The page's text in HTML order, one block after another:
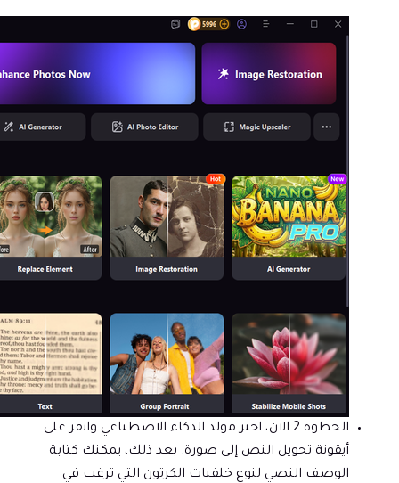
الخطوة 2.
الآن، اختر مولد الذكاء الاصطناعي وانقر على
أيقونة تحويل النص إلى صورة. بعد ذلك، يمكنك كتابة
الوصف النصي لنوع خلفيات الكرتون التي ترغب في